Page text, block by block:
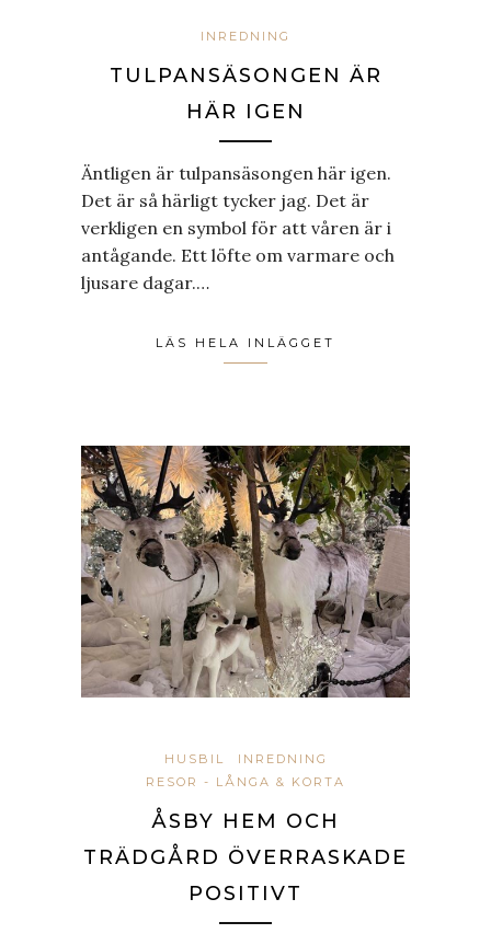
INREDNING
TULPANSÄSONGEN ÄR
HÄR IGEN
Äntligen är tulpansäsongen här igen.
Det är så härligt tycker jag. Det är
verkligen en symbol för att våren är i
antågande. Ett löfte om varmare och
ljusare dagar.…
LÄS HELA INLÄGGET
HUSBIL
INREDNING
RESOR - LÅNGA & KORTA
ÅSBY HEM OCH
TRÄDGÅRD ÖVERRASKADE
POSITIVT